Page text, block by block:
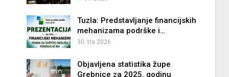
Tuzla: Predstavljanje financijskih
mehanizama podrške i…
30. tra 2026.
Objavljena statistika župe
Grebnice za 2025. godinu